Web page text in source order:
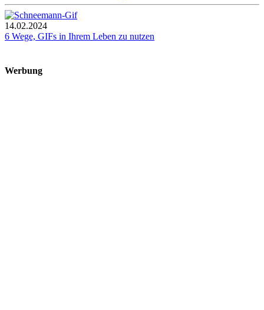
14.02.2024
6 Wege, GIFs in Ihrem Leben zu nutzen
Werbung